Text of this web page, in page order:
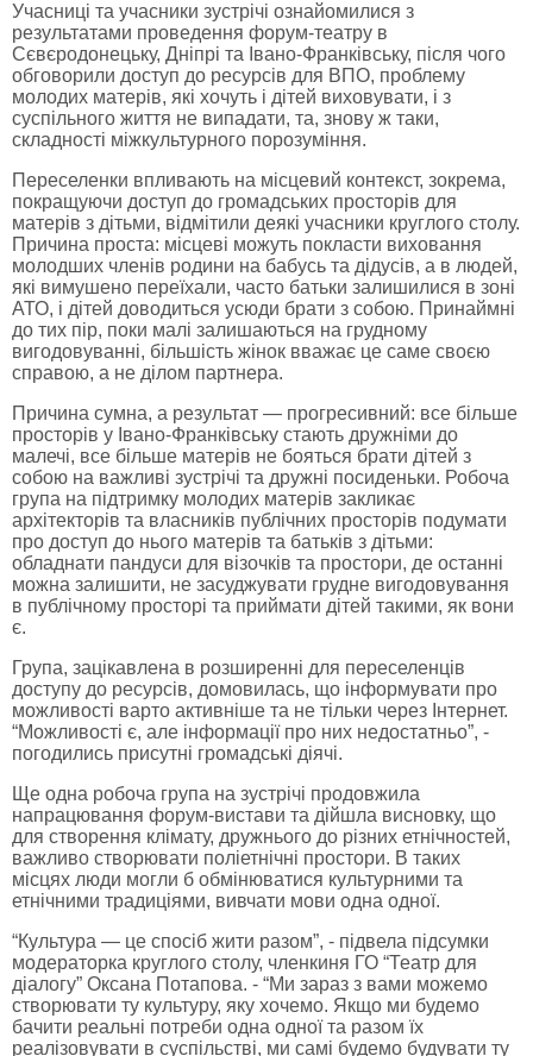
Учасниці та учасники зустрічі ознайомилися з
результатами проведення форум-театру в
Сєвєродонецьку, Дніпрі та Івано-Франківську, після чого
обговорили доступ до ресурсів для ВПО, проблему
молодих матерів, які хочуть і дітей виховувати, і з
суспільного життя не випадати, та, знову ж таки,
складності міжкультурного порозуміння.
Переселенки впливають на місцевий контекст, зокрема,
покращуючи доступ до громадських просторів для
матерів з дітьми, відмітили деякі учасники круглого столу.
Причина проста: місцеві можуть покласти виховання
молодших членів родини на бабусь та дідусів, а в людей,
які вимушено переїхали, часто батьки залишилися в зоні
АТО, і дітей доводиться усюди брати з собою. Принаймні
до тих пір, поки малі залишаються на грудному
вигодовуванні, більшість жінок вважає це саме своєю
справою, а не ділом партнера.
Причина сумна, а результат — прогресивний: все більше
просторів у Івано-Франківську стають дружніми до
малечі, все більше матерів не бояться брати дітей з
собою на важливі зустрічі та дружні посиденьки. Робоча
група на підтримку молодих матерів закликає
архітекторів та власників публічних просторів подумати
про доступ до нього матерів та батьків з дітьми:
обладнати пандуси для візочків та простори, де останні
можна залишити, не засуджувати грудне вигодовування
в публічному просторі та приймати дітей такими, як вони
є.
Група, зацікавлена в розширенні для переселенців
доступу до ресурсів, домовилась, що інформувати про
можливості варто активніше та не тільки через Інтернет.
“Можливості є, але інформації про них недостатньо”, -
погодились присутні громадські діячі.
Ще одна робоча група на зустрічі продовжила
напрацювання форум-вистави та дійшла висновку, що
для створення клімату, дружнього до різних етнічностей,
важливо створювати поліетнічні простори. В таких
місцях люди могли б обмінюватися культурними та
етнічними традиціями, вивчати мови одна одної.
“Культура — це спосіб жити разом”, - підвела підсумки
модераторка круглого столу, членкиня ГО “Театр для
діалогу” Оксана Потапова. - “Ми зараз з вами можемо
створювати ту культуру, яку хочемо. Якщо ми будемо
бачити реальні потреби одна одної та разом їх
реалізовувати в суспільстві, ми самі будемо будувати ту